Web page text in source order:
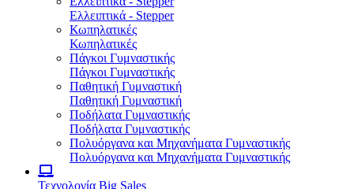
Ελλειπτικά - Stepper
Κωπηλατικές
Κωπηλατικές
Πάγκοι Γυμναστικής
Πάγκοι Γυμναστικής
Παθητική Γυμναστική
Παθητική Γυμναστική
Ποδήλατα Γυμναστικής
Ποδήλατα Γυμναστικής
Πολυόργανα και Μηχανήματα Γυμναστικής
Πολυόργανα και Μηχανήματα Γυμναστικής
Τεχνολογία Big Sales